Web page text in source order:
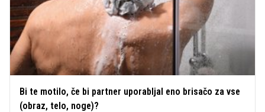
Bi te motilo, če bi partner uporabljal eno brisačo za vse
(obraz, telo, noge)?